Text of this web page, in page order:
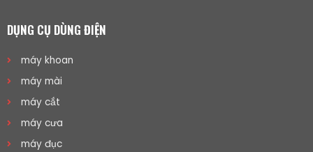
DỤNG CỤ DÙNG ĐIỆN
máy khoan
máy mài
máy cắt
máy cưa
máy đục